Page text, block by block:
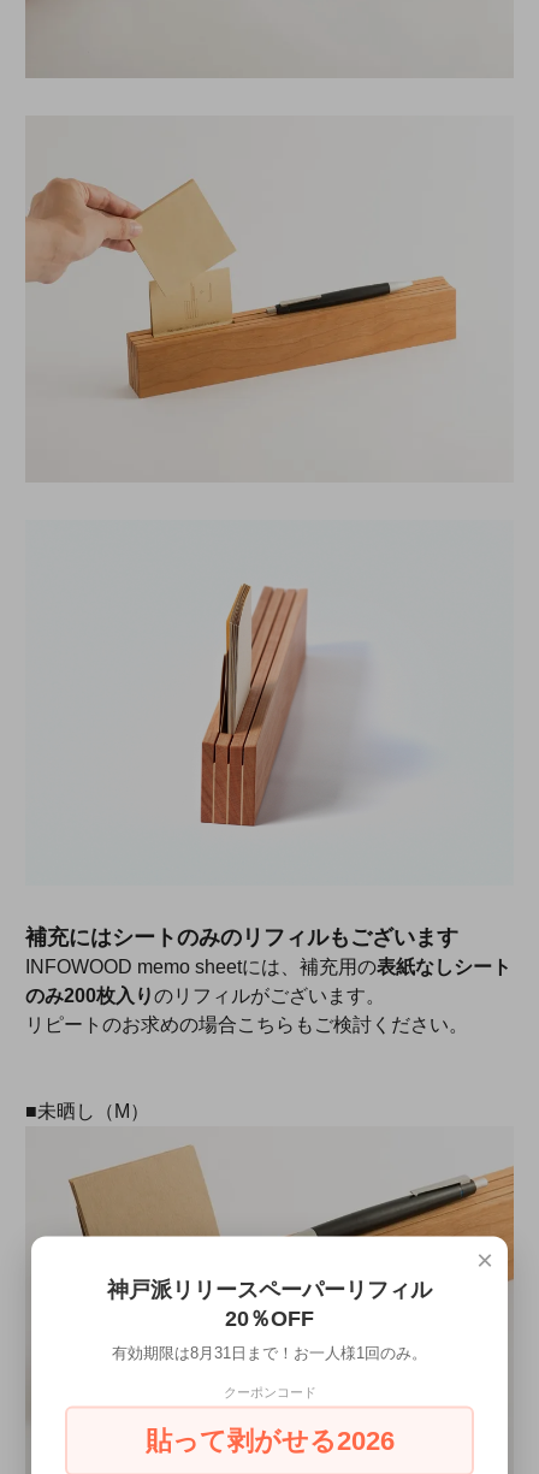
補充にはシートのみのリフィルもございます
INFOWOOD memo sheetには、補充用の表紙なしシート
のみ200枚入りのリフィルがございます。
リピートのお求めの場合こちらもご検討ください。
■未晒し（M）
×
神戸派リリースペーパーリフィル
20％OFF
有効期限は8月31日まで！お一人様1回のみ。
クーポンコード
貼って剥がせる2026